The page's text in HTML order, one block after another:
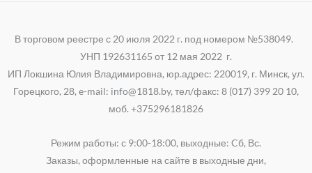
В торговом реестре с 20 июля 2022 г. под номером №538049.
УНП 192631165 от 12 мая 2022 г.
ИП Локшина Юлия Владимировна, юр.адрес: 220019, г. Минск, ул.
Горецкого, 28, e-mail: info@1818.by, тел/факс: 8 (017) 399 20 10,
моб. +375296181826
Режим работы: с 9:00-18:00, выходные: Cб, Вс.
Заказы, оформленные на сайте в выходные дни,